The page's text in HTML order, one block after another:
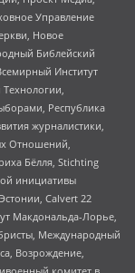
Управление
Новое
Библейский
Институт
Республика
журналистики,
Отношений,
Бёлля, Stichting
инициативы
Calvert 22
Макдональда-Лорье,
Международный
Возрождение,